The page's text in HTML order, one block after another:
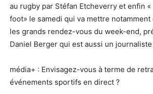
au rugby par Stéfan Etcheverry et enfin «
foot» le samedi qui va mettre
les grands rendez-vous du week-end,
Daniel Berger qui est aussi un
média+ : Envisagez-vous à terme de
événements sportifs en direct ?